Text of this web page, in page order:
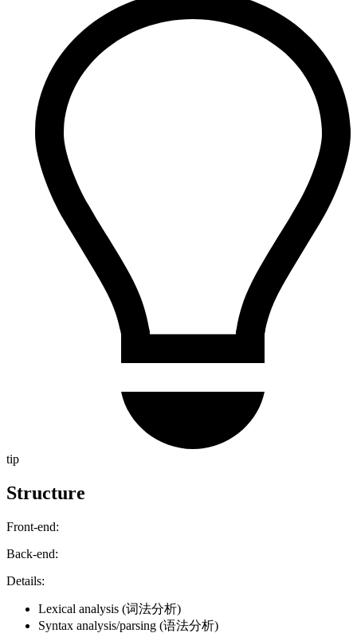
tip
Structure
Front-end:
Back-end:
Details:
Lexical analysis (词法分析)
Syntax analysis/parsing (语法分析)